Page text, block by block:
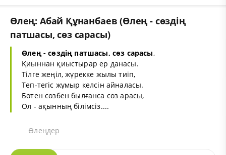
Өлең: Абай Құнанбаев (Өлең - сөздің
патшасы, сөз сарасы)
Өлең - сөздің патшасы, сөз сарасы,
Қиыннан қиыстырар ер данасы.
Тілге жеңіл, жүрекке жылы тиіп,
Теп-тегіс жұмыр келсін айналасы.
Бөтен сөзбен былғанса сөз арасы,
Ол - ақынның білімсіз....
Өлеңдер